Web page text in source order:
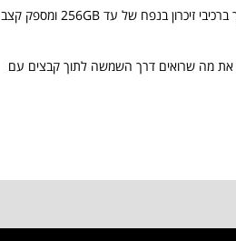
• חברת אנוביט (Anobit) מהרצליה הכריזה על בקר חדש לרכיבי זיכרון מסוג NAND-flash התומך ברכיבי זיכרון בנפח של עד 256GB ומספק קצב
מה שרואים דרך השמשה לתוך קבצים עם